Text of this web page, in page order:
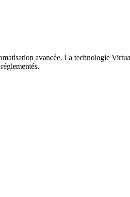
avancée. La technologie